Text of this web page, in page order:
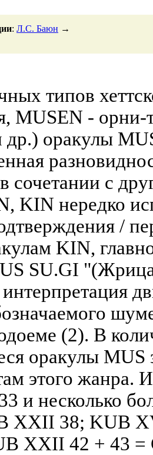
: Л.С. Баюн →
типов
MUSEN -
оракулы
сочетании с
KIN нередко
/
KIN,
SU.GI
(2). В
оракулы MUS
этого жанра.
и несколько
XXII 38; KUB
XXII 42 + 43 =